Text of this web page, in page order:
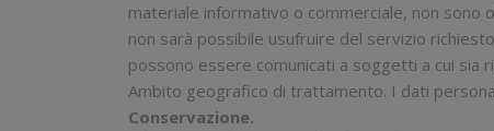
materiale informativo o commerciale, non sono
non sarà possibile usufruire del servizio
possono essere comunicati a soggetti a cui sia
Ambito geografico di trattamento. I dati
Conservazione.